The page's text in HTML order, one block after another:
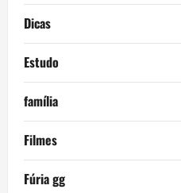
Dicas
Estudo
família
Filmes
Fúria gg